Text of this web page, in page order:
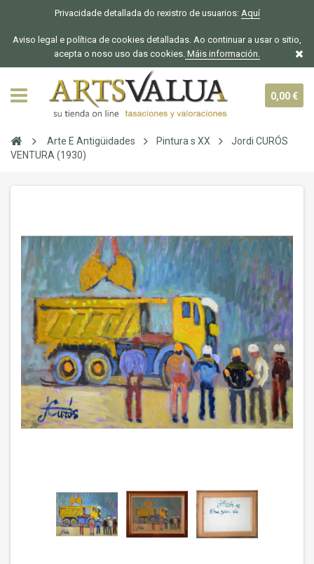
Privacidade detallada do rexistro de usuarios: Aquí
Aviso legal e política de cookies detalladas. Ao continuar a usar o sitio,
acepta o noso uso das cookies. Máis información.
0,00 €
Arte E Antigüidades Pintura s XX
Jordi CURÓS
VENTURA (1930)